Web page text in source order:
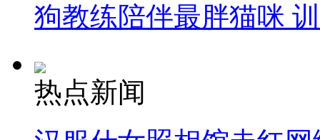
狗教练陪伴最胖猫咪
热点新闻